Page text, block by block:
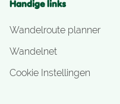
Handige links
Wandelroute planner
Wandelnet
Cookie Instellingen